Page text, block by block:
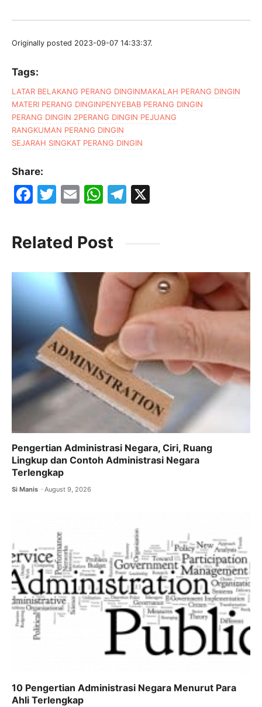
Originally posted 2023-09-07 14:33:37.
Tags:
LATAR BELAKANG PERANG DINGINMAKALAH PERANG DINGIN
MATERI PERANG DINGINPENYEBAB PERANG DINGIN
PERANG DINGIN 2PERANG DINGIN PEJUANG
RANGKUMAN PERANG DINGIN
SEJARAH SINGKAT PERANG DINGIN
Share:
F
c
e
b
o
o
k
T
itt
er
E
ai
l
W
at
s
A
p
T
a
m
Related Post
Pengertian Administrasi Negara, Ciri, Ruang
Lingkup dan Contoh Administrasi Negara
Terlengkap
Si Manis August 9, 2026
10 Pengertian Administrasi Negara Menurut Para
Ahli Terlengkap